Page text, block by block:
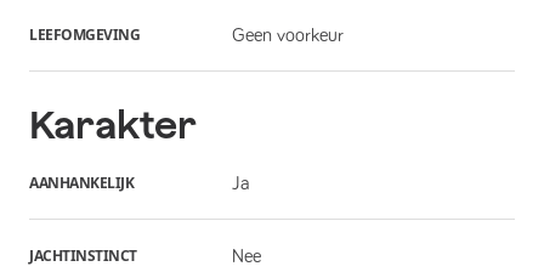
LEEFOMGEVING Geen voorkeur
Karakter
AANHANKELIJK Ja
JACHTINSTINCT Nee